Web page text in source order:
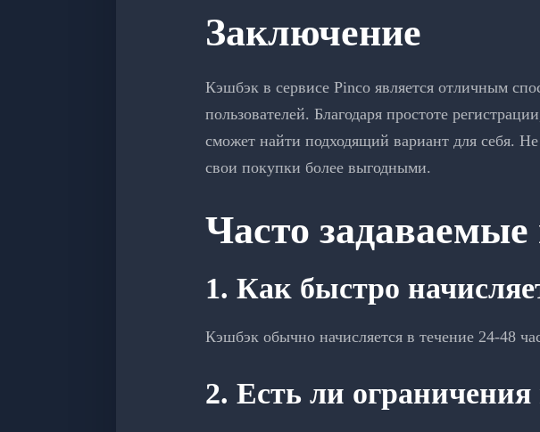
Заключение
Кэшбэк в сервисе Pinco является отличным
пользователей. Благодаря простоте
сможет найти подходящий вариант для себя.
свои покупки более выгодными.
Часто
1. Как быстро
Кэшбэк обычно начисляется в течение 24-48
2. Есть ли